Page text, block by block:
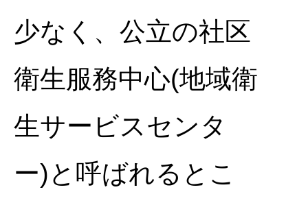
少なく、公立の社区
衛生服務中心(地域衛
生サービスセンタ
ー)と呼ばれるとこ